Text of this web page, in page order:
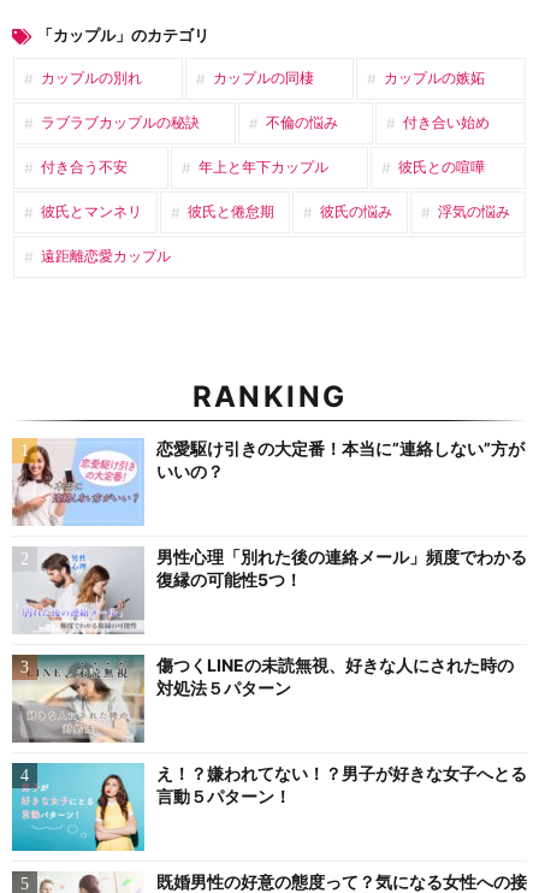
「カップル」のカテゴリ
カップルの別れ カップルの同棲 カップルの嫉妬
ラブラブカップルの秘訣 不倫の悩み 付き合い始め
付き合う不安 年上と年下カップル 彼氏との喧嘩
彼氏とマンネリ 彼氏と倦怠期 彼氏の悩み 浮気の悩み
遠距離恋愛カップル
RANKING
恋愛駆け引きの大定番！本当に”連絡しない”方が
いいの？
男性心理「別れた後の連絡メール」頻度でわかる
復縁の可能性5つ！
傷つくLINEの未読無視、好きな人にされた時の
対処法５パターン
え！？嫌われてない！？男子が好きな女子へとる
言動５パターン！
既婚男性の好意の態度って？気になる女性への接